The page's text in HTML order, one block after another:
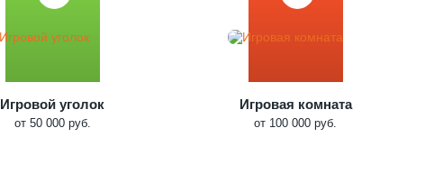
Игровой уголок
от 50 000 руб.
Игровая комната
от 100 000 руб.